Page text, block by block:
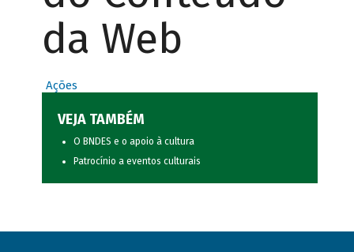
da Web
Ações
VEJA TAMBÉM
O BNDES e o apoio à cultura
Patrocínio a eventos culturais